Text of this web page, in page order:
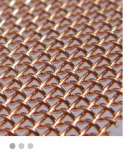
de acero inoxidable
para problemas de filtración
de hierro cortado
sobre tela de alambre de acero inoxidable
galvanizado en caliente?